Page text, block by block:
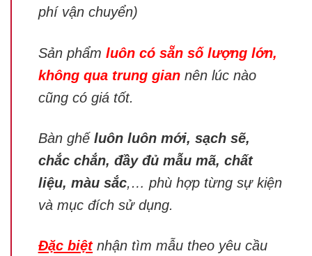
phí vận chuyển)
Sản phẩm luôn có sẵn số lượng lớn,
không qua trung giannên lúc nào
cũng có giá tốt.
Bàn ghế luôn luôn mới, sạch sẽ,
chắc chắn, đầy đủ mẫu mã, chất
liệu, màu sắc,… phù hợp từng sự kiện
và mục đích sử dụng.
Đặc biệtnhận tìm mẫu theo yêu cầu